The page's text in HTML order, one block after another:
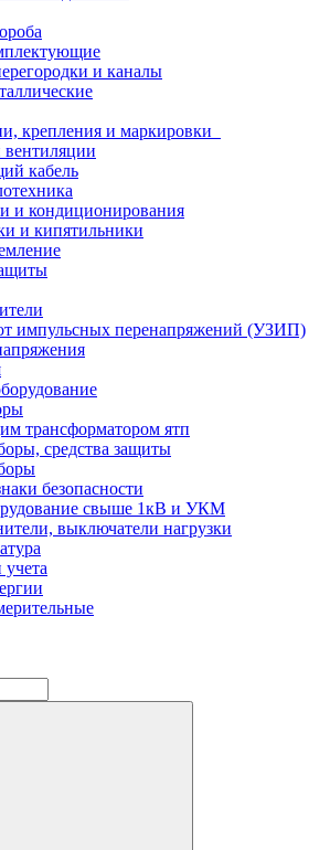
и каналы
крепления и маркировки
кабель
и кондиционирования
и кипятильники
импульсных перенапряжений (УЗИП)
трансформатором ятп
средства защиты
безопасности
свыше 1кВ и УКМ
выключатели нагрузки